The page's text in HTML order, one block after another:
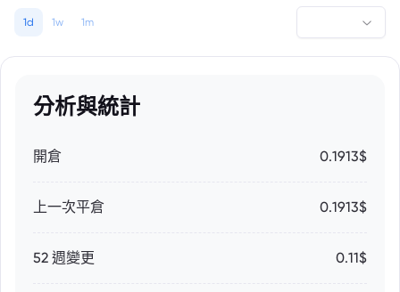
1d 1w 1m
分析與統計
開倉 0.1913$
上一次平倉 0.1913$
52 週變更 0.11$